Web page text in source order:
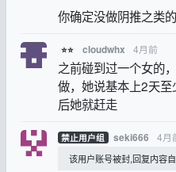
你确定没做阴推之类的
⭐⭐ cloudwhx 4月前
之前碰到过一个女的
做，她说基本上2天
后她就赶走
禁止用户组 seki666 4月
该用户账号被封,回复内容